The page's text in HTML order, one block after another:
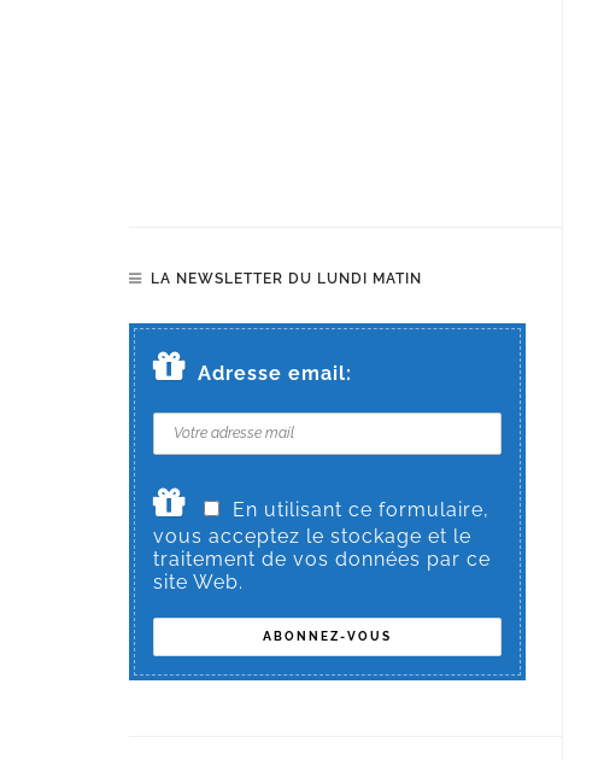
LA NEWSLETTER DU LUNDI MATIN
Adresse email:
En utilisant ce formulaire,
vous acceptez le stockage et le
traitement de vos données par ce
site Web.